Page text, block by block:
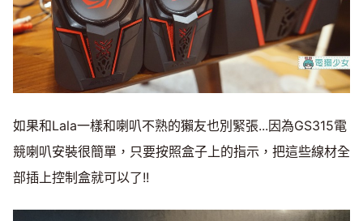
如果和Lala一樣和喇叭不熟的獺友也別緊張...因為GS315電
競喇叭安裝很簡單，只要按照盒子上的指示，把這些線材全
部插上控制盒就可以了!!